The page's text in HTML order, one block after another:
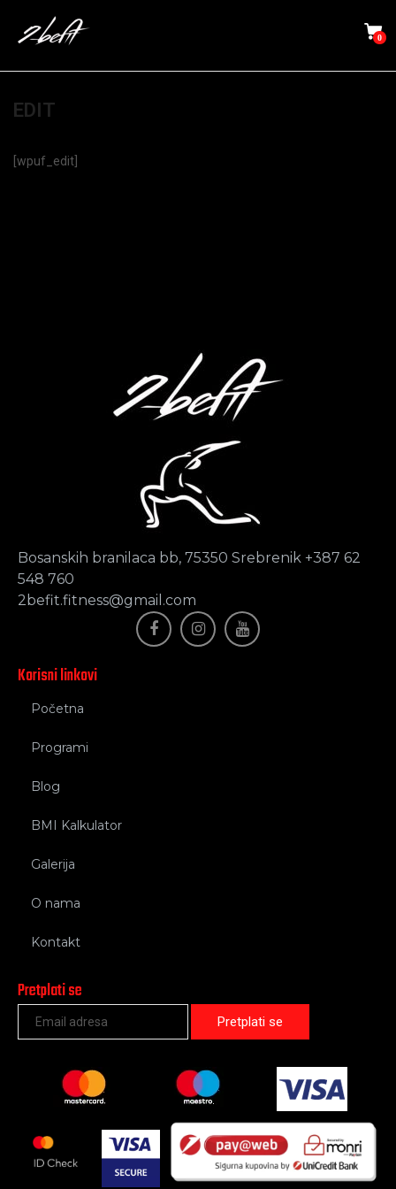
0
EDIT
[wpuf_edit]
Bosanskih branilaca bb, 75350 Srebrenik +387 62
548 760
2befit.fitness@gmail.com
Korisni linkovi
Početna
Programi
Blog
BMI Kalkulator
Galerija
O nama
Kontakt
Pretplati se